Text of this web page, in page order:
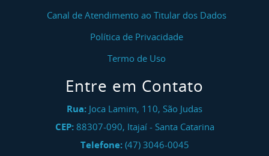
Canal de Atendimento ao Titular dos Dados
Política de Privacidade
Termo de Uso
Entre em Contato
Rua: Joca Lamim, 110, São Judas
CEP: 88307-090, Itajaí- Santa Catarina
Telefone: (47) 3046-0045